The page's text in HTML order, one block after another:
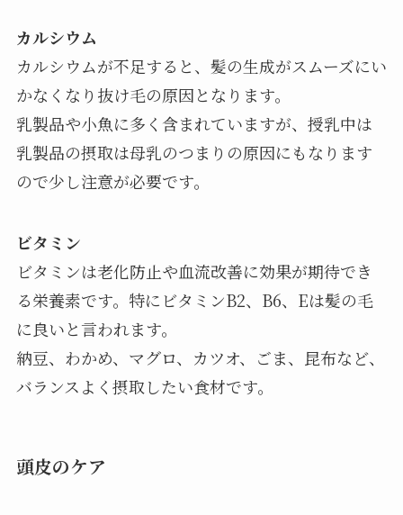
カルシウム
カルシウムが不足すると、髪の生成がスムーズにい
かなくなり抜け毛の原因となります。
乳製品や小魚に多く含まれていますが、授乳中は
乳製品の摂取は母乳のつまりの原因にもなります
ので少し注意が必要です。
ビタミン
ビタミンは老化防止や血流改善に効果が期待でき
る栄養素です。特にビタミンB2、B6、Eは髪の毛
に良いと言われます。
納豆、わかめ、マグロ、カツオ、ごま、昆布など、
バランスよく摂取したい食材です。
頭皮のケア